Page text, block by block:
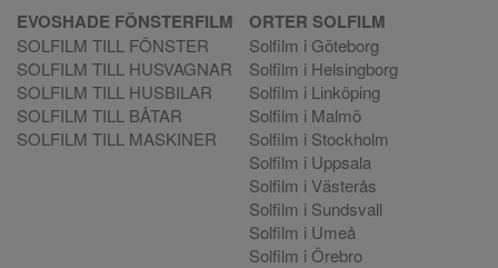
EVOSHADE FÖNSTERFILM
SOLFILM TILL FÖNSTER
SOLFILM TILL HUSVAGNAR
SOLFILM TILL HUSBILAR
SOLFILM TILL BÅTAR
SOLFILM TILL MASKINER
ORTER SOLFILM
Solfilm i Göteborg
Solfilm i Helsingborg
Solfilm i Linköping
Solfilm i Malmö
Solfilm i Stockholm
Solfilm i Uppsala
Solfilm i Västerås
Solfilm i Sundsvall
Solfilm i Umeå
Solfilm i Örebro